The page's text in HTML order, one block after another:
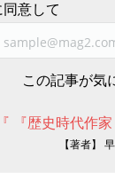
同意して
この記事が気
『 『歴史時代作
【著者】